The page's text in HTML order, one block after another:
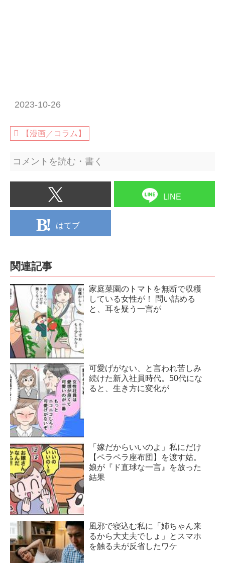
2023-10-26
【漫画／コラム】
コメントを読む・書く
LINE
はてブ
関連記事
家庭菜園のトマトを無断で収穫
している女性が！ 問い詰める
と、耳を疑う一言が
可愛げがない、と言われ苦しみ
続けた新入社員時代。50代にな
ると、生き方に変化が
「嫁だからいいのよ」私にだけ
【ペラペラ座布団】を渡す姑。
娘が『ド直球な一言』を放った
結果
風邪で寝込む私に「姉ちゃん来
るから大丈夫でしょ」とスマホ
を触る夫が反省したワケ